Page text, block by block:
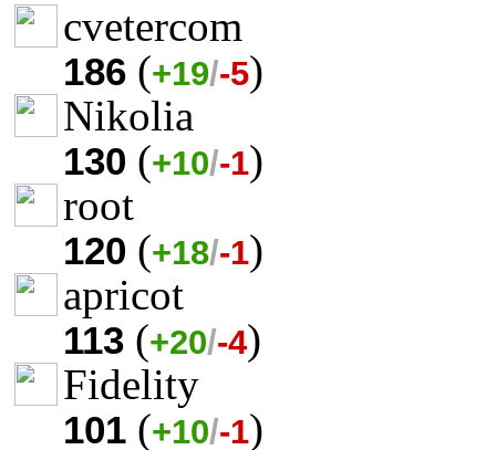
cvetercom
186 (+19/-5)
Nikolia
130 (+10/-1)
root
120 (+18/-1)
apricot
113 (+20/-4)
Fidelity
101 (+10/-1)